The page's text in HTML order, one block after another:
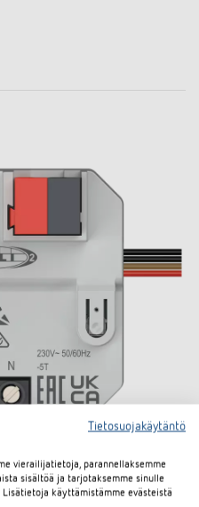
Tietosuojakäytäntö
vierailijatietoja, parannellaksemme
sisältöä ja tarjotaksemme sinulle
käyttämistämme evästeistä